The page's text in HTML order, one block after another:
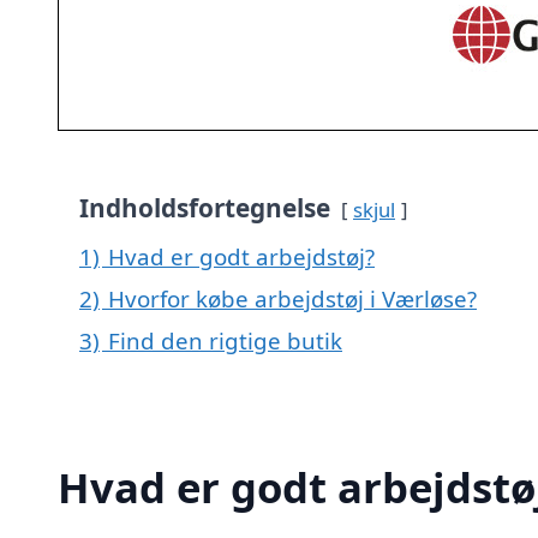
Indholdsfortegnelse skjul
1) Hvad er godt arbejdstøj?
2) Hvorfor købe arbejdstøj i Værløse?
3) Find den rigtige butik
Hvad er godt